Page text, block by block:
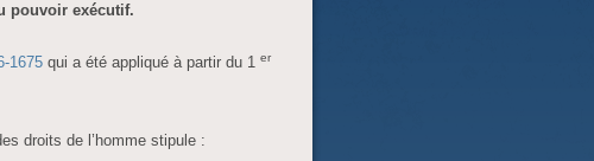
pouvoir exécutif.
1675 qui a été appliqué à partir du 1 er
droits de l’homme stipule :